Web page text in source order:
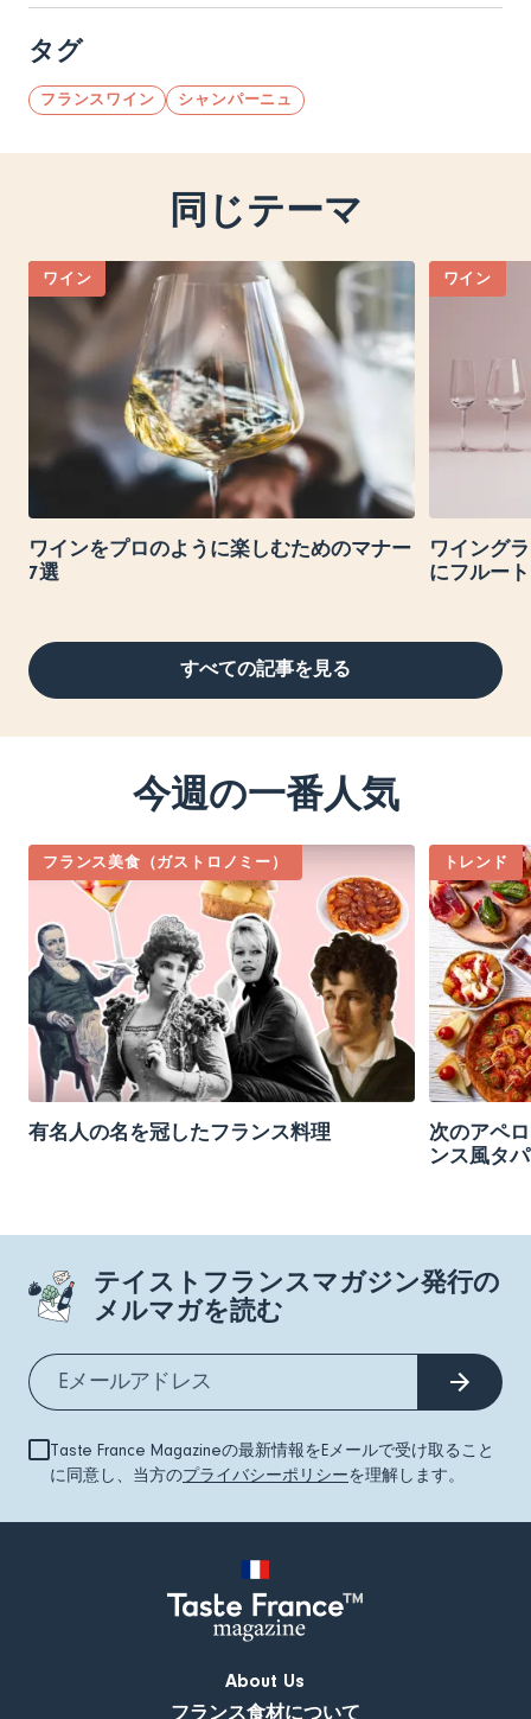
タグ
フランスワイン シャンパーニュ
同じテーマ
ワイン
ワインをプロのように楽しむためのマナー
7選
ワイン
ワイング
にフルー
すべての記事を見る
今週の一番人気
フランス美食（ガストロノミー）
有名人の名を冠したフランス料理
トレンド
次のアペ
ンス風タ
テイストフランスマガジン発行の
メルマガを読む
Taste France Magazineの最新情報をEメールで受け取ること
に同意し、当方のプライバシーポリシーを理解します。
About Us
フランス食材について